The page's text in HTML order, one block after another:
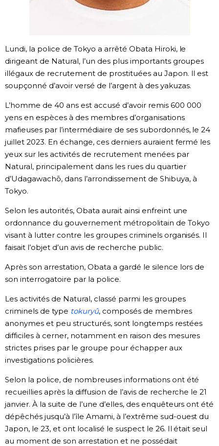
Chroniques
Images
Vidéos
Tokyo
Lundi, la police de Tokyo a arrêté Obata Hiroki, le
dirigeant de Natural, l’un des plus importants groupes
illégaux de recrutement de prostituées au Japon. Il est
soupçonné d’avoir versé de l’argent à des yakuzas.
L’homme de 40 ans est accusé d’avoir remis 600 000
yens en espèces à des membres d’organisations
mafieuses par l’intermédiaire de ses subordonnés, le 24
juillet 2023. En échange, ces derniers auraient fermé les
yeux sur les activités de recrutement menées par
Natural, principalement dans les rues du quartier
d’Udagawachō, dans l’arrondissement de Shibuya, à
Tokyo.
Selon les autorités, Obata aurait ainsi enfreint une
ordonnance du gouvernement métropolitain de Tokyo
visant à lutter contre les groupes criminels organisés. Il
faisait l’objet d’un avis de recherche public.
Après son arrestation, Obata a gardé le silence lors de
son interrogatoire par la police.
Les activités de Natural, classé parmi les groupes
criminels de type tokuryû, composés de membres
anonymes et peu structurés, sont longtemps restées
difficiles à cerner, notamment en raison des mesures
strictes prises par le groupe pour échapper aux
investigations policières.
Selon la police, de nombreuses informations ont été
recueillies après la diffusion de l’avis de recherche le 21
janvier. À la suite de l’une d’elles, des enquêteurs ont été
dépêchés jusqu’à l’île Amami, à l’extrême sud-ouest du
Japon, le 23, et ont localisé le suspect le 26. Il était seul
au moment de son arrestation et ne possédait